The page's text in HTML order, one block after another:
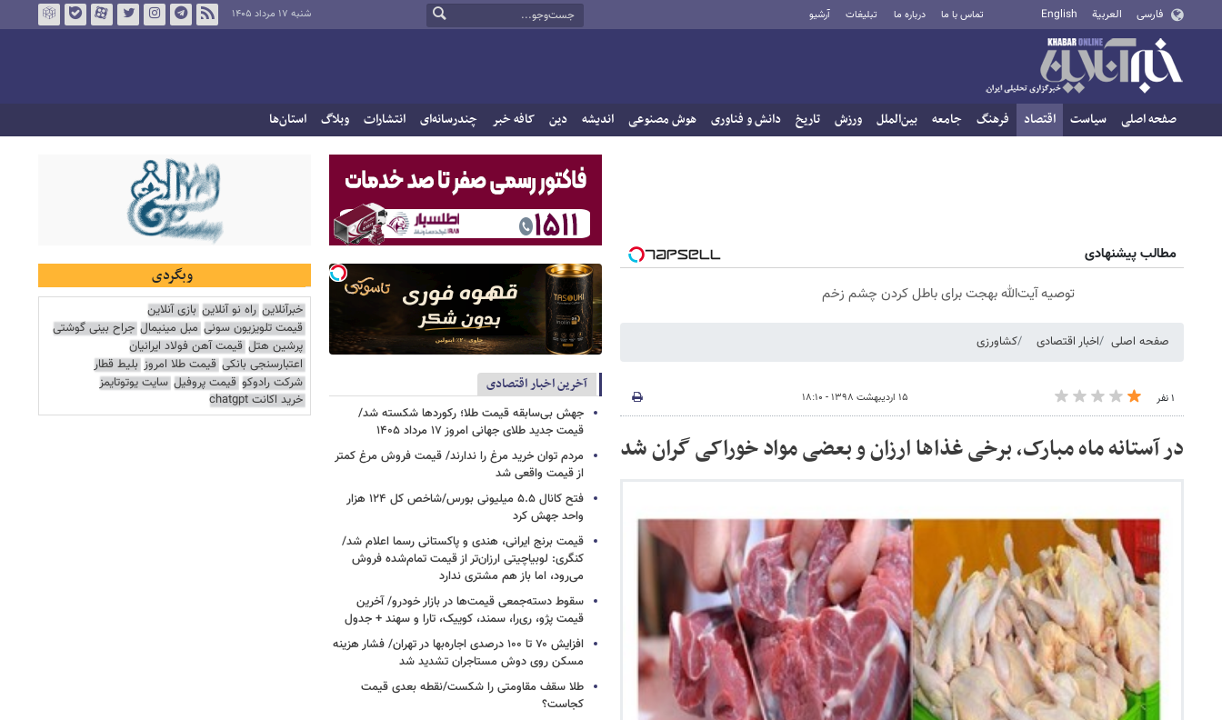
فارسی العربية English تماس با ما درباره ما تبلیغات آرشیو شنبه ۱۷ مرداد ۱۴۰۵
صفحه اصلی سیاست اقتصاد فرهنگ جامعه بین‌الملل ورزش تاریخ دانش و فناوری هوش مصنوعی اندیشه دین کافه خبر چندرسانه‌ای انتشارات وبلاگ استان‌ها
مطالب پیشنهادی
توصیه آیت‌الله بهجت برای باطل کردن چشم زخم
صفحه اصلی اخبار اقتصادی کشاورزی
۱ نفر ۱۵ اردیبهشت ۱۳۹۸ - ۱۸:۱۰
در آستانه ماه مبارک، برخی غذاها ارزان و بعضی مواد خوراکی گران شد
آخرین اخبار اقتصادی
جهش بی‌سابقه قیمت طلا؛ رکوردها شکسته شد/
قیمت جدید طلای جهانی امروز ۱۷ مرداد ۱۴۰۵
مردم توان خرید مرغ را ندارند/ قیمت فروش مرغ کمتر
از قیمت واقعی شد
فتح کانال ۵.۵ میلیونی بورس/شاخص کل ۱۲۴ هزار
واحد جهش کرد
قیمت برنج ایرانی، هندی و پاکستانی رسما اعلام شد/
کنگری: لوبیاچیتی ارزان‌تر از قیمت تمام‌شده فروش
می‌رود، اما باز هم مشتری ندارد
سقوط دسته‌جمعی قیمت‌ها در بازار خودرو/ آخرین
قیمت پژو، ری‌را، سمند، کوییک، تارا و سهند + جدول
افزایش ۷۰ تا ۱۰۰ درصدی اجاره‌بها در تهران/ فشار هزینه
مسکن روی دوش مستاجران تشدید شد
طلا سقف مقاومتی را شکست/نقطه بعدی قیمت
کجاست؟
وبگردی
خبرآنلاین راه نو آنلاین بازی آنلاین
قیمت تلویزیون سونی مبل مینیمال جراح بینی گوشتی
پرشین هتل قیمت آهن فولاد ایرانیان
اعتبارسنجی بانکی قیمت طلا امروز بلیط قطار
شرکت رادوکو قیمت پروفیل سایت یوتوتایمز
خرید اکانت chatgpt